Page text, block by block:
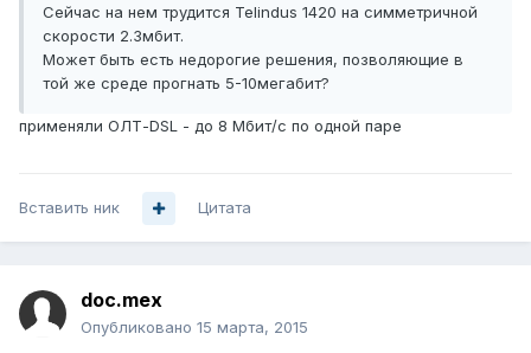
Сейчас на нем трудится Telindus 1420 на симметричной
скорости 2.3мбит.
Может быть есть недорогие решения, позволяющие в
той же среде прогнать 5-10мегабит?
применяли ОЛТ-DSL - до 8 Мбит/с по одной паре
Вставить ник Цитата
doc.mex
Опубликовано 15 марта, 2015